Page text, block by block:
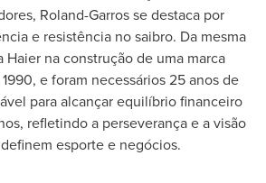
Roland-Garros se destaca por
e resistência no saibro. Da mesma
Haier na construção de uma marca
e foram necessários 25 anos de
para alcançar equilíbrio financeiro
refletindo a perseverança e a visão
esporte e negócios.